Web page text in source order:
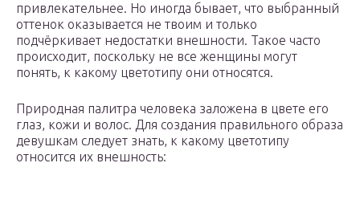
привлекательнее. Но иногда бывает, что выбранный
оттенок оказывается не твоим и только
подчёркивает недостатки внешности. Такое часто
происходит, поскольку не все женщины могут
понять, к какому цветотипу они относятся.
Природная палитра человека заложена в цвете его
глаз, кожи и волос. Для создания правильного образа
девушкам следует знать, к какому цветотипу
относится их внешность: